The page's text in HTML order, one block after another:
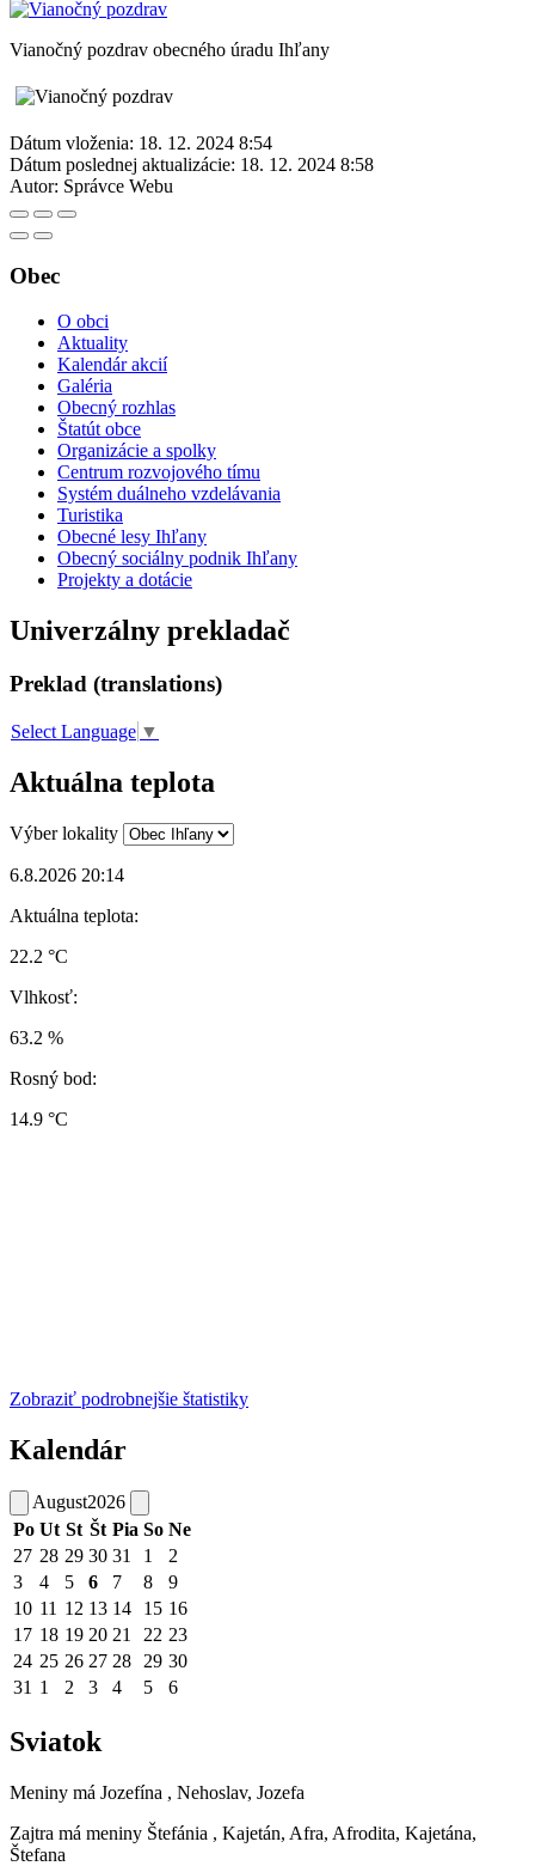
Vianočný pozdrav obecného úradu Ihľany
Dátum vloženia: 18. 12. 2024 8:54
Dátum poslednej aktualizácie: 18. 12. 2024 8:58
Autor: Správce Webu
Obec
O obci
Aktuality
Kalendár akcií
Galéria
Obecný rozhlas
Štatút obce
Organizácie a spolky
Centrum rozvojového tímu
Systém duálneho vzdelávania
Turistika
Obecné lesy Ihľany
Obecný sociálny podnik Ihľany
Projekty a dotácie
Univerzálny prekladač
Preklad (translations)
Select Language ▼
Aktuálna teplota
Výber lokality
6.8.2026 20:14
Aktuálna teplota:
22.2 °C
Vlhkosť:
63.2 %
Rosný bod:
14.9 °C
Zobraziť podrobnejšie štatistiky
Kalendár
August2026
Po Ut St Št Pia So Ne
27 28 29 30 31 1
2
3
4 5 6 7 8
9
10 11 12 13 14 15 16
17 18 19 20 21 22 23
24 25 26 27 28 29 30
31 1 2 3 4 5 6
Sviatok
Meniny má Jozefína , Nehoslav, Jozefa
Zajtra má meniny Štefánia , Kajetán, Afra, Afrodita, Kajetána,
Štefana